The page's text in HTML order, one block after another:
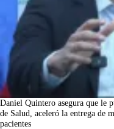
Daniel Quintero asegura que le
de Salud, aceleró la entrega de
pacientes